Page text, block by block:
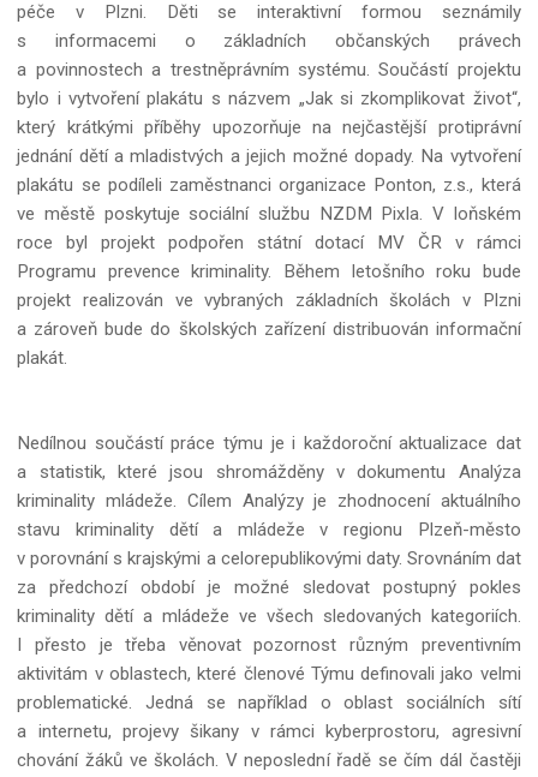
péče v Plzni. Děti se interaktivní formou seznámily
s informacemi o základních občanských právech
a povinnostech a trestněprávním systému. Součástí projektu
bylo i vytvoření plakátu s názvem „Jak si zkomplikovat život“,
který krátkými příběhy upozorňuje na nejčastější protiprávní
jednání dětí a mladistvých a jejich možné dopady. Na vytvoření
plakátu se podíleli zaměstnanci organizace Ponton, z.s., která
ve městě poskytuje sociální službu NZDM Pixla. V loňském
roce byl projekt podpořen státní dotací MV ČR v rámci
Programu prevence kriminality. Během letošního roku bude
projekt realizován ve vybraných základních školách v Plzni
a zároveň bude do školských zařízení distribuován informační
plakát.
Nedílnou součástí práce týmu je i každoroční aktualizace dat
a statistik, které jsou shromážděny v dokumentu Analýza
kriminality mládeže. Cílem Analýzy je zhodnocení aktuálního
stavu kriminality dětí a mládeže v regionu Plzeň-město
v porovnání s krajskými a celorepublikovými daty. Srovnáním dat
za předchozí období je možné sledovat postupný pokles
kriminality dětí a mládeže ve všech sledovaných kategoriích.
I přesto je třeba věnovat pozornost různým preventivním
aktivitám v oblastech, které členové Týmu definovali jako velmi
problematické. Jedná se například o oblast sociálních sítí
a internetu, projevy šikany v rámci kyberprostoru, agresivní
chování žáků ve školách. V neposlední řadě se čím dál častěji